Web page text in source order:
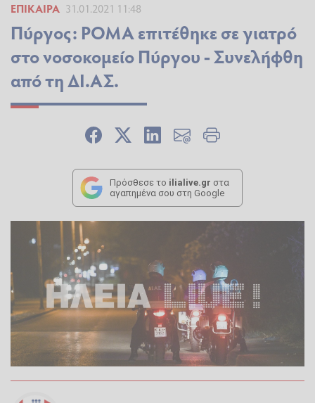
ΕΠΊΚΑΙΡΑ 31.01.2021 11:48
Πύργος: ΡΟΜΑ επιτέθηκε σε γιατρό
στο νοσοκομείο Πύργου - Συνελήφθη
από τη ΔΙ.ΑΣ.
Πρόσθεσε το ilialive.gr στα
αγαπημένα σου στη Google